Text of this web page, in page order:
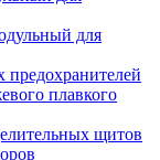
для
предохранителей
плавкого
щитов